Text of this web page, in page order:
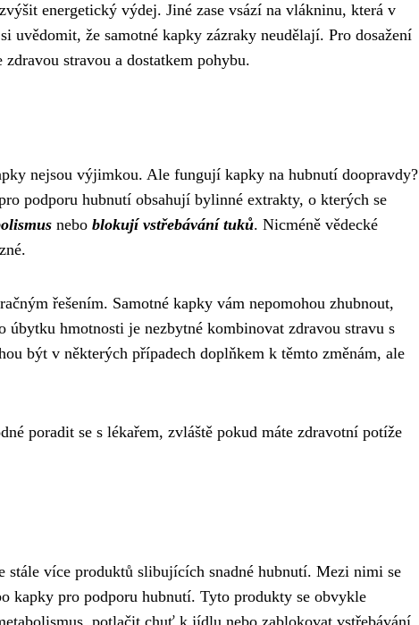
energetický výdej. Jiné zase vsází na vlákninu, která v
uvědomit, že samotné kapky zázraky neudělají. Pro dosažení
stravou a dostatkem pohybu.
nejsou výjimkou. Ale fungují kapky na hubnutí doopravdy?
podporu hubnutí obsahují bylinné extrakty, o kterých se
nebo blokují vstřebávání tuků. Nicméně vědecké
řešením. Samotné kapky vám nepomohou zhubnout,
hmotnosti je nezbytné kombinovat zdravou stravu s
být v některých případech doplňkem k těmto změnám, ale
poradit se s lékařem, zvláště pokud máte zdravotní potíže
více produktů slibujících snadné hubnutí. Mezi nimi se
kapky pro podporu hubnutí. Tyto produkty se obvykle
potlačit chuť k jídlu nebo zablokovat vstřebávání